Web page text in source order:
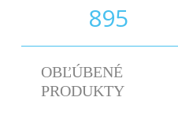
895
OBĽÚBENÉ
PRODUKTY